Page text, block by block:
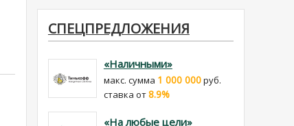
СПЕЦПРЕДЛОЖЕНИЯ
«Наличными»
макс. сумма 1 000 000руб.
cтавка от8.9%
«На любые цели»